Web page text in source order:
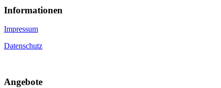
Informa­tionen
Impressum
Datenschutz
Angebote